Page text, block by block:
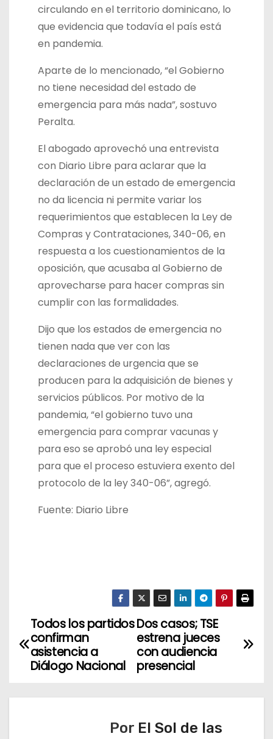
circulando en el territorio dominicano, lo
que evidencia que todavía el país está
en pandemia.
Aparte de lo mencionado, “el Gobierno
no tiene necesidad del estado de
emergencia para más nada”, sostuvo
Peralta.
El abogado aprovechó una entrevista
con Diario Libre para aclarar que la
declaración de un estado de emergencia
no da licencia ni permite variar los
requerimientos que establecen la Ley de
Compras y Contrataciones, 340-06, en
respuesta a los cuestionamientos de la
oposición, que acusaba al Gobierno de
aprovecharse para hacer compras sin
cumplir con las formalidades.
Dijo que los estados de emergencia no
tienen nada que ver con las
declaraciones de urgencia que se
producen para la adquisición de bienes y
servicios públicos. Por motivo de la
pandemia, “el gobierno tuvo una
emergencia para comprar vacunas y
para eso se aprobó una ley especial
para que el proceso estuviera exento del
protocolo de la ley 340-06”, agregó.
Fuente: Diario Libre
N
a
Dos casos; TSE
estrena jueces
con audiencia
presencial
Todos los partidos
confirman
asistencia a
Diálogo Nacional
Por El Sol de las